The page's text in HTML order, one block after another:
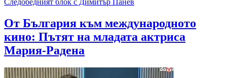
От България към международното
кино: Пътят на младата актриса
Мария-Радена